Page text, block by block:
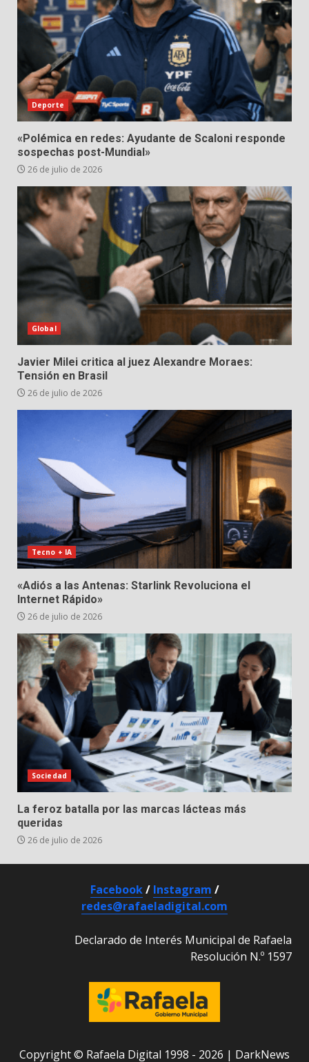
Deporte
«Polémica en redes: Ayudante de Scaloni responde
sospechas post-Mundial»
26 de julio de 2026
Global
Javier Milei critica al juez Alexandre Moraes:
Tensión en Brasil
26 de julio de 2026
Tecno + IA
«Adiós a las Antenas: Starlink Revoluciona el
Internet Rápido»
26 de julio de 2026
Sociedad
La feroz batalla por las marcas lácteas más
queridas
26 de julio de 2026
Facebook/ Instagram /
redes@rafaeladigital.com
Declarado de Interés Municipal de Rafaela
Resolución N.º 1597
Copyright © Rafaela Digital 1998 - 2026 | DarkNews